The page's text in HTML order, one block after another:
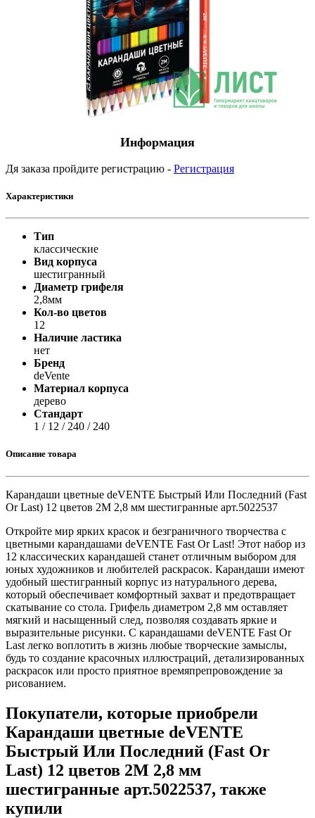
Информация
Дя заказа пройдите регистрацию - Регистрация
Характеристики
Тип
классические
Вид корпуса
шестигранный
Диаметр грифеля
2,8мм
Кол-во цветов
12
Наличие ластика
нет
Бренд
deVente
Материал корпуса
дерево
Стандарт
1 / 12 / 240 / 240
Описание товара
Карандаши цветные deVENTE Быстрый Или Последний (Fast
Or Last) 12 цветов 2М 2,8 мм шестигранные арт.5022537
Откройте мир ярких красок и безграничного творчества с
цветными карандашами deVENTE Fast Or Last! Этот набор из
12 классических карандашей станет отличным выбором для
юных художников и любителей раскрасок. Карандаши имеют
удобный шестигранный корпус из натурального дерева,
который обеспечивает комфортный захват и предотвращает
скатывание со стола. Грифель диаметром 2,8 мм оставляет
мягкий и насыщенный след, позволяя создавать яркие и
выразительные рисунки. С карандашами deVENTE Fast Or
Last легко воплотить в жизнь любые творческие замыслы,
будь то создание красочных иллюстраций, детализированных
раскрасок или просто приятное времяпрепровождение за
рисованием.
Покупатели, которые приобрели
Карандаши цветные deVENTE
Быстрый Или Последний (Fast Or
Last) 12 цветов 2М 2,8 мм
шестигранные арт.5022537, также
купили